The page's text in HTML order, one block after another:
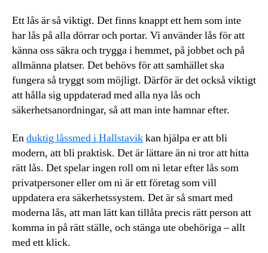
Ett lås är så viktigt. Det finns knappt ett hem som inte
har lås på alla dörrar och portar. Vi använder lås för att
känna oss säkra och trygga i hemmet, på jobbet och på
allmänna platser. Det behövs för att samhället ska
fungera så tryggt som möjligt. Därför är det också viktigt
att hålla sig uppdaterad med alla nya lås och
säkerhetsanordningar, så att man inte hamnar efter.
Enduktig låssmed i Hallstavikkan hjälpa er att bli
modern, att bli praktisk. Det är lättare än ni tror att hitta
rätt lås. Det spelar ingen roll om ni letar efter lås som
privatpersoner eller om ni är ett företag som vill
uppdatera era säkerhetssystem. Det är så smart med
moderna lås, att man lätt kan tillåta precis rätt person att
komma in på rätt ställe, och stänga ute obehöriga – allt
med ett klick.